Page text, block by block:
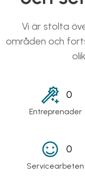
Vi är stolta
områden och
Entreprenader
0
Servicearbeten
0